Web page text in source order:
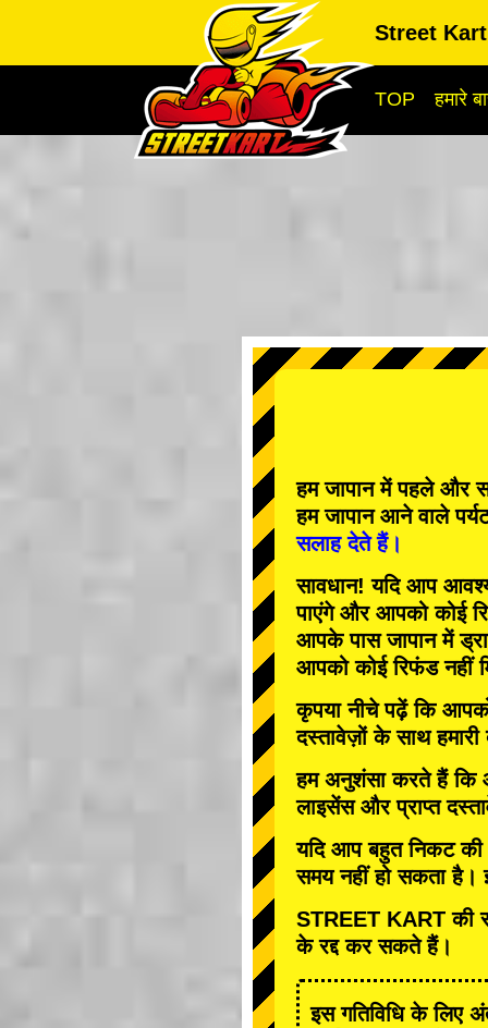
Street
TOP हमारे
हम जापान मेंपहलेऔर
हम जापान आने वाले
सलाह देते हैं।
सावधान! यदि आप
पाएंगे और आपको कोई
आपके पास जापान में
आपको कोई रिफंड नहीं
कृपया नीचे पढ़ें कि
दस्तावेज़ों के साथ
हम अनुशंसा करते हैं कि
लाइसेंस और प्राप्त
यदि आप बहुत निकट की
समय नहीं हो सकता है।
STREET KART की
के रद्द कर सकते हैं।
इस गतिविधि के लिए